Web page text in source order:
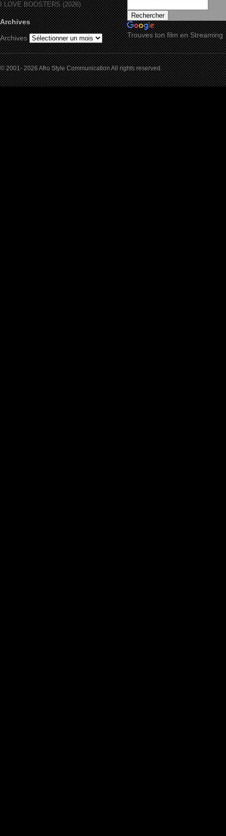
I LOVE BOOSTERS (2026)
Archives
Archives
Trouves ton film en Streaming
© 2001- 2026 Afro Style Communication All rights reserved.